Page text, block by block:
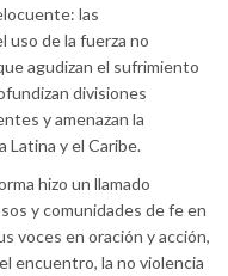
las
uso de la fuerza no
agudizan el sufrimiento
divisiones
y amenazan la
Latina y el Caribe.
hizo un llamado
y comunidades de fe en
voces en oración y acción,
encuentro, la no violencia